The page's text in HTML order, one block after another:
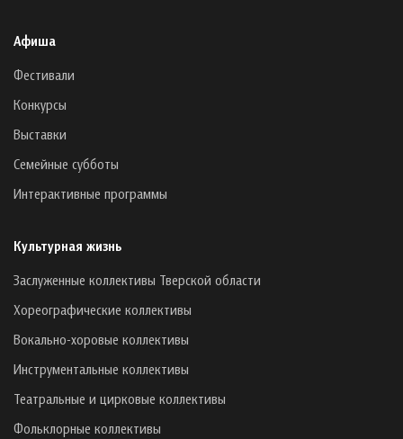
Афиша
Фестивали
Конкурсы
Выставки
Семейные субботы
Интерактивные программы
Культурная жизнь
Заслуженные коллективы Тверской области
Хореографические коллективы
Вокально-хоровые коллективы
Инструментальные коллективы
Театральные и цирковые коллективы
Фольклорные коллективы